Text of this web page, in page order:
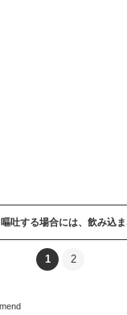
吐する場合には、飲み込
1 2